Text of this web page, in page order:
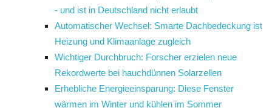
- und ist in Deutschland nicht erlaubt
Automatischer Wechsel: Smarte Dachbedeckung ist
Heizung und Klimaanlage zugleich
Wichtiger Durchbruch: Forscher erzielen neue
Rekordwerte bei hauchdünnen Solarzellen
Erhebliche Energieeinsparung: Diese Fenster
wärmen im Winter und kühlen im Sommer